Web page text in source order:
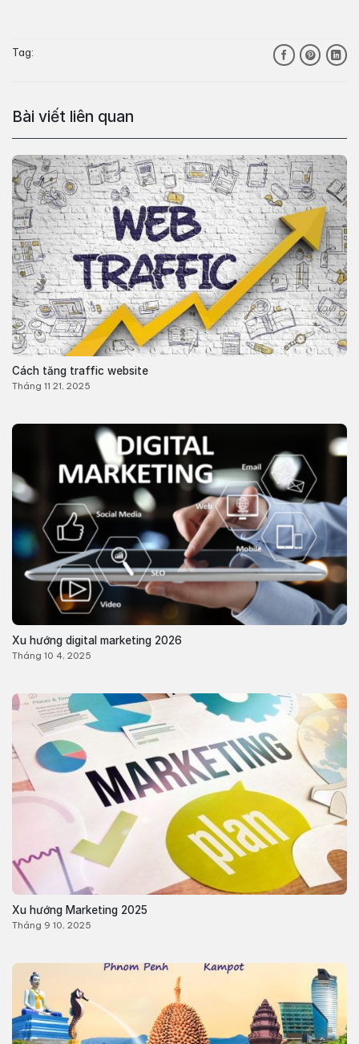
Tag:
Bài viết liên quan
Cách tăng traffic website
Tháng 11 21, 2025
Xu hướng digital marketing 2026
Tháng 10 4, 2025
Xu hướng Marketing 2025
Tháng 9 10, 2025